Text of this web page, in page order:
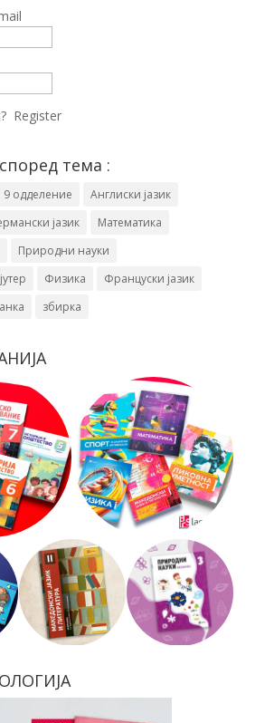
Register
тема :
9 одделение
Англиски јазик
јазик
Математика
Природни науки
Физика
Француски јазик
збирка